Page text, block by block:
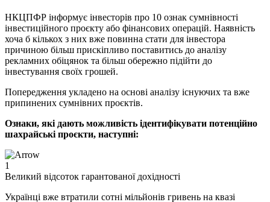
НКЦПФР інформує інвесторів про 10 ознак сумнівності
інвестиційного проєкту або фінансових операцій. Наявність
хоча б кількох з них вже повинна стати для інвестора
причиною більш прискіпливо поставитись до аналізу
рекламних обіцянок та більш обережно підійти до
інвестування своїх грошей.
Попередження укладено на основі аналізу існуючих та вже
припинених сумнівних проєктів.
Ознаки, які дають можливість ідентифікувати потенційно
шахрайські проєкти, наступні:
1
Великий відсоток гарантованої дохідності
Українці вже втратили сотні мільйонів гривень на квазі